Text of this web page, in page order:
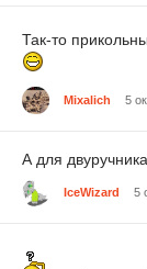
Так-то
Mixalich 5
А для
IceWizard 5